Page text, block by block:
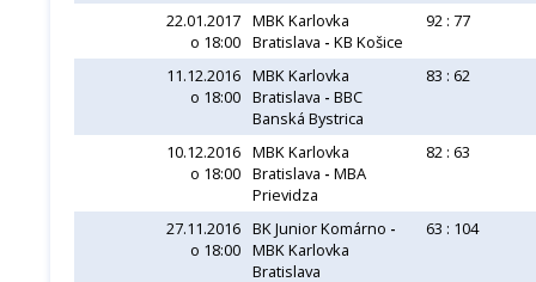
22.01.2017
o 18:00
MBK Karlovka
Bratislava - KB Košice
92 : 77
11.12.2016
o 18:00
MBK Karlovka
Bratislava - BBC
Banská Bystrica
83 : 62
10.12.2016
o 18:00
MBK Karlovka
Bratislava - MBA
Prievidza
82 : 63
27.11.2016
o 18:00
BK Junior Komárno -
MBK Karlovka
Bratislava
63 : 104